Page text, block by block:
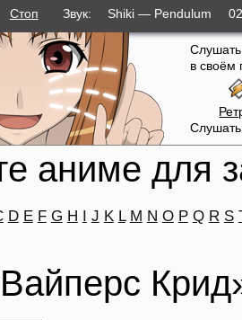
Стоп Звук: Shiki — Pendulum
в своём
аниме для
D E F G H I J K L M N O P Q R S